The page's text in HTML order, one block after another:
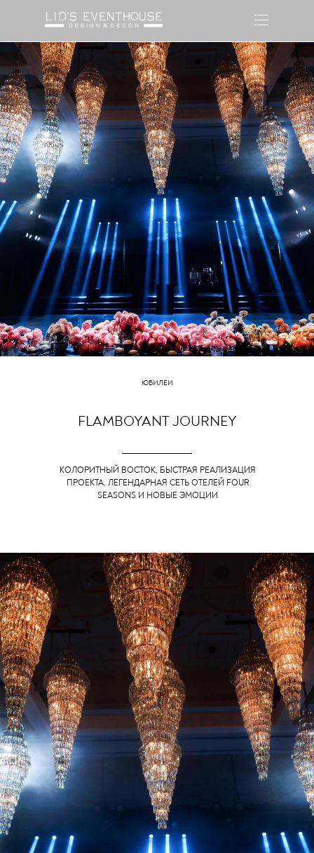
КОЛОРИТНЫЙ ВОСТОК, БЫСТРАЯ РЕАЛИЗАЦИЯ
ПРОЕКТА, ЛЕГЕНДАРНАЯ СЕТЬ ОТЕЛЕЙ FOUR
SEASONS И НОВЫЕ ЭМОЦИИ
FLAMBOYANT JOURNEY
ЮБИЛЕИ